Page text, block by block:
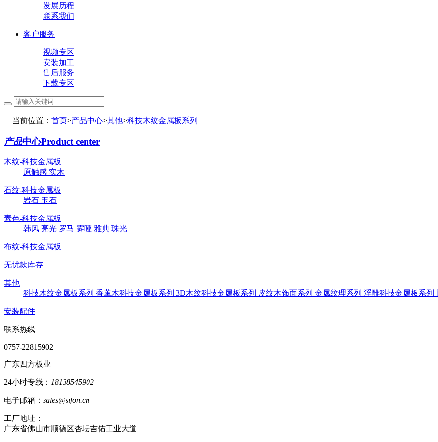
发展历程
联系我们
客户服务
视频专区
安装加工
售后服务
下载专区
当前位置： 首页>产品中心>其他>科技木纹金属板系列
产品中心Product center
木纹-科技金属板
原触感 实木
石纹-科技金属板
岩石 玉石
素色-科技金属板
韩风 亮光 罗马 雾哑 雅典 珠光
布纹-科技金属板
无忧款库存
其他
科技木纹金属板系列 香薰木科技金属板系列 3D木纹科技金属板系列 皮纹木饰面系列 金属纹理系列 浮雕科技金属板系列
安装配件
联系热线
0757-22815902
广东四方板业
24小时专线： 18138545902
电子邮箱： sales@sifon.cn
工厂地址：
广东省佛山市顺德区杏坛吉佑工业大道